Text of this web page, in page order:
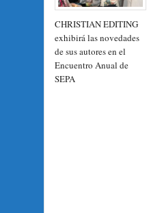
CHRISTIAN EDITING
exhibirá las novedades
de sus autores en el
Encuentro Anual de
SEPA